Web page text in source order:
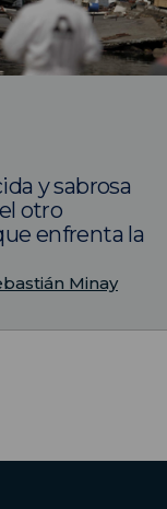
y sabrosa
otro
enfrenta la
Minay